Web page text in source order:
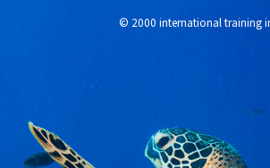
© 2000 international training